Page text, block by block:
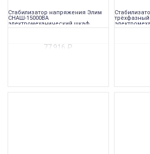
Стабилизатор напряжения Элим
СНАШ-15000ВА
электромеханический шкаф
77 916 ₽